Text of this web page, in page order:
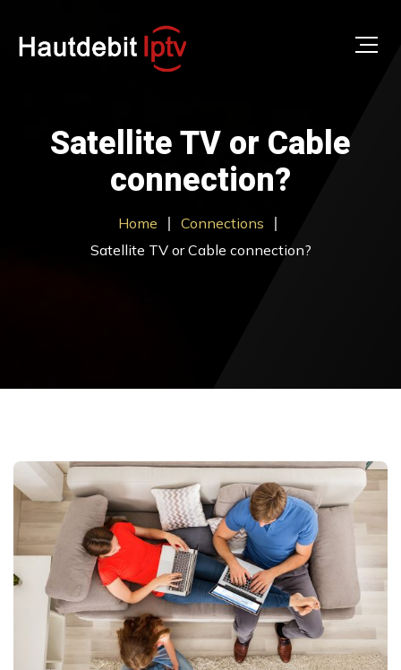
Satellite TV or Cable
connection?
Home
Connections
Satellite TV or Cable connection?